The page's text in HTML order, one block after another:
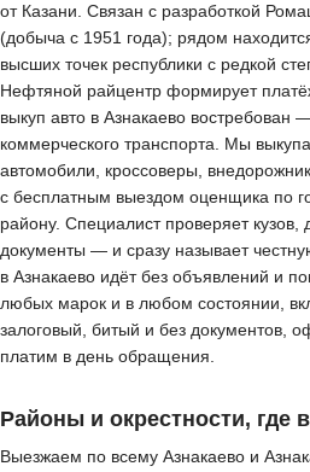
от Казани. Связан с разработкой
(добыча с 1951 года); рядом
высших точек республики с редкой
Нефтяной райцентр формирует
выкуп авто в Азнакаево востребован
коммерческого транспорта. Мы
автомобили, кроссоверы,
с бесплатным выездом оценщика по
району. Специалист проверяет кузов,
документы — и сразу называет
в Азнакаево идёт без объявлений и
любых марок и в любом состоянии,
залоговый, битый и без документов,
платим в день обращения.
Районы и окрестности, где
Выезжаем по всему Азнакаево и